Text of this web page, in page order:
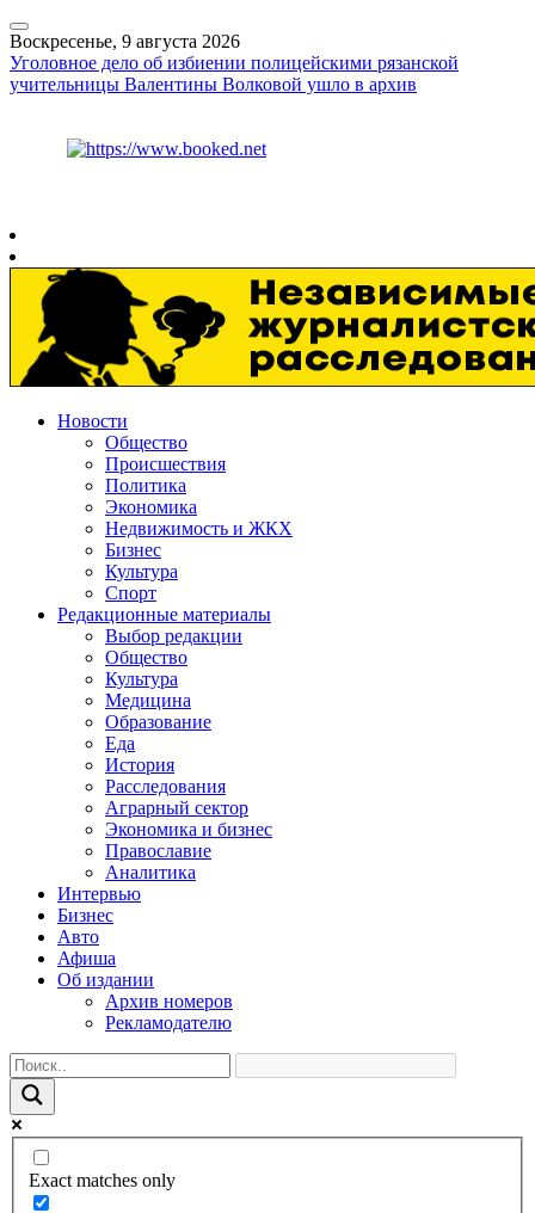
Воскресенье, 9 августа 2026
Уголовное дело об избиении полицейскими рязанской
учительницы Валентины Волковой ушло в архив
Новости
Общество
Происшествия
Политика
Экономика
Недвижимость и ЖКХ
Бизнес
Культура
Спорт
Редакционные материалы
Выбор редакции
Общество
Культура
Медицина
Образование
Еда
История
Расследования
Аграрный сектор
Экономика и бизнес
Православие
Аналитика
Интервью
Бизнес
Авто
Афиша
Об издании
Архив номеров
Рекламодателю
Exact matches only